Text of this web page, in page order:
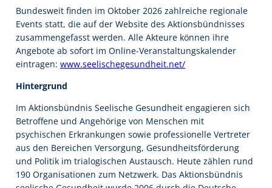
Bundesweit finden im Oktober 2026 zahlreiche regionale
Events statt, die auf der Website des Aktionsbündnisses
zusammengefasst werden. Alle Akteure können ihre
Angebote ab sofort im Online-Veranstaltungskalender
eintragen: www.seelischegesundheit.net/
Hintergrund
Im Aktionsbündnis Seelische Gesundheit engagieren sich
Betroffene und Angehörige von Menschen mit
psychischen Erkrankungen sowie professionelle Vertreter
aus den Bereichen Versorgung, Gesundheitsförderung
und Politik im trialogischen Austausch. Heute zählen rund
190 Organisationen zum Netzwerk. Das Aktionsbündnis